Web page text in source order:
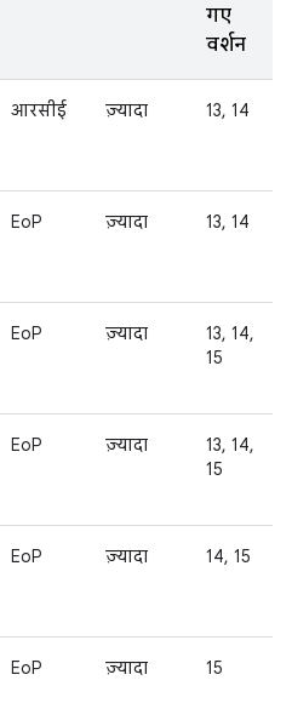
गए
वर्शन
आरसीई ज़्यादा 13, 14
EoP ज़्यादा 13, 14
EoP ज़्यादा
13, 14,
15
EoP ज़्यादा
13, 14,
15
EoP ज़्यादा 14, 15
EoP ज़्यादा 15